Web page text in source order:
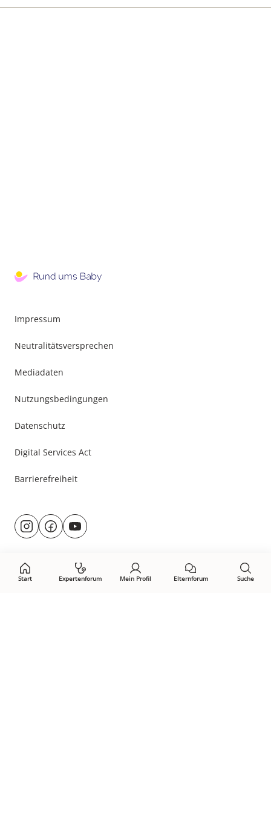
Start Expertenforum Mein Profil Elternforum Suche
Impressum
Neutralitätsversprechen
Mediadaten
Nutzungsbedingungen
Datenschutz
Digital Services Act
Barrierefreiheit
Besuche
uns@rund.ums.baby
facebook.com/rundumsbaby.de
youtube.com/@rundumsbaby_